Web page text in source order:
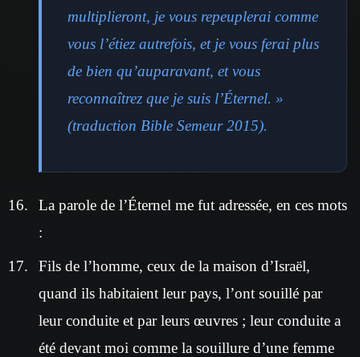
multiplieront, je vous repeuplerai comme
vous l’étiez autrefois, et je vous ferai plus
de bien qu’auparavant, et vous
reconnaîtrez que je suis l’Éternel. »
(traduction Bible Semeur 2015).
La parole de l’Éternel me fut adressée, en ces mots
:
Fils de l’homme, ceux de la maison d’Israël,
quand ils habitaient leur pays, l’ont souillé par
leur conduite et par leurs œuvres ; leur conduite a
été devant moi comme la souillure d’une femme